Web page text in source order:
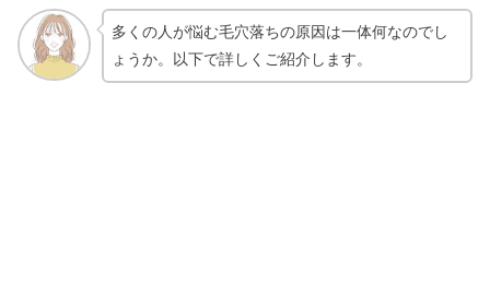
多くの人が悩む毛穴落ちの原因は一体何なのでし
ょうか。以下で詳しくご紹介します。